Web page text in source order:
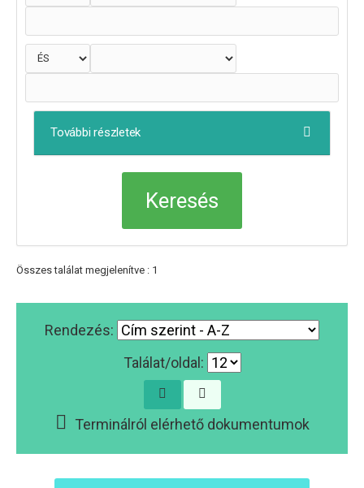
További részletek
Összes találat megjelenítve : 1
Rendezés:
Találat/oldal:
Terminálról elérhető dokumentumok